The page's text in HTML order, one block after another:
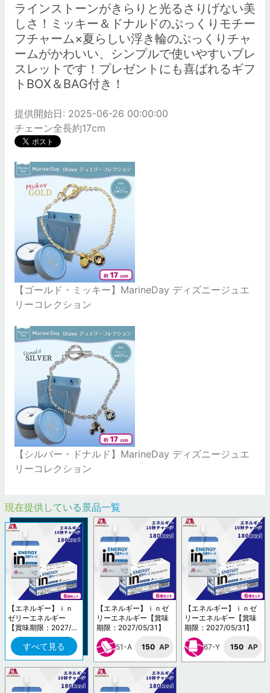
ラインストーンがきらりと光るさりげない美
しさ！ミッキー＆ドナルドのぷっくりモチー
フチャーム×夏らしい浮き輪のぷっくりチャ
ームがかわいい、シンプルで使いやすいブレ
スレットです！プレゼントにも喜ばれるギフ
トBOX＆BAG付き！
提供開始日: 2025-06-26 00:00:00
チェーン全長約17cm
【ゴールド・ミッキー】MarineDay ディズニージュエ
リーコレクション
【シルバー・ドナルド】MarineDay ディズニージュエ
リーコレクション
現在提供している景品一覧
【エネルギー】ｉｎ
ゼリーエネルギー
【賞味期限：2027/0
5/31】
すべて見る
【エネルギー】ｉｎゼ
リーエネルギー【賞味
期限：2027/05/31】
51-A 150 AP
【エネルギー】ｉｎゼ
リーエネルギー【賞味
期限：2027/05/31】
67-Y 150 AP